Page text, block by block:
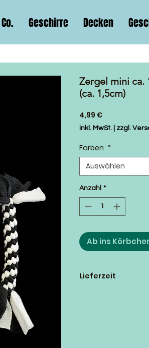
Geschirre Decken
Zergel mini ca.
(ca. 1,5cm)
4,99 €Preis
inkl. MwSt. zzgl.
Farben *
Auswählen
Anzahl *
Ab ins
Lieferzeit